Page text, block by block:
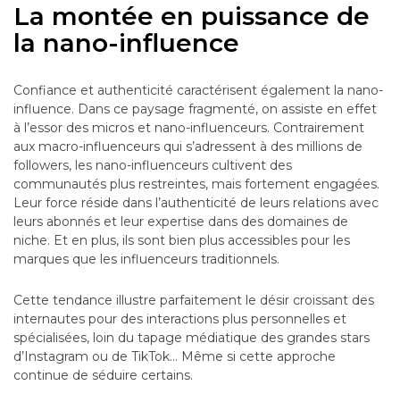
La montée en puissance de
la nano-influence
Confiance et authenticité caractérisent également la nano-
influence. Dans ce paysage fragmenté, on assiste en effet
à l’essor des micros et nano-influenceurs. Contrairement
aux macro-influenceurs qui s’adressent à des millions de
followers, les nano-influenceurs cultivent des
communautés plus restreintes, mais fortement engagées.
Leur force réside dans l’authenticité de leurs relations avec
leurs abonnés et leur expertise dans des domaines de
niche. Et en plus, ils sont bien plus accessibles pour les
marques que les influenceurs traditionnels.
Cette tendance illustre parfaitement le désir croissant des
internautes pour des interactions plus personnelles et
spécialisées, loin du tapage médiatique des grandes stars
d’Instagram ou de TikTok… Même si cette approche
continue de séduire certains.